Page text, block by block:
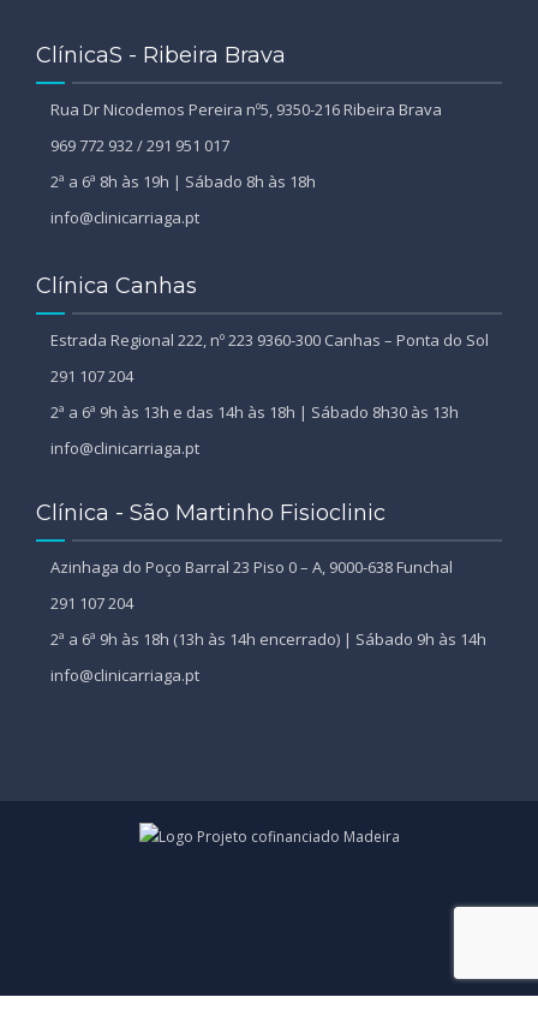
ClínicaS - Ribeira Brava
Rua Dr Nicodemos Pereira nº5, 9350-216 Ribeira Brava
969 772 932 / 291 951 017
2ª a 6ª 8h às 19h | Sábado 8h às 18h
info@clinicarriaga.pt
Clínica Canhas
Estrada Regional 222, nº 223 9360-300 Canhas – Ponta do Sol
291 107 204
2ª a 6ª 9h às 13h e das 14h às 18h | Sábado 8h30 às 13h
info@clinicarriaga.pt
Clínica - São Martinho Fisioclinic
Azinhaga do Poço Barral 23 Piso 0 – A, 9000-638 Funchal
291 107 204
2ª a 6ª 9h às 18h (13h às 14h encerrado) | Sábado 9h às 14h
info@clinicarriaga.pt